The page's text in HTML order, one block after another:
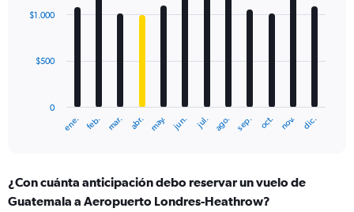
with
12
The
Range:
12
ene. feb. mar. abr. may. jun. jul. ago. sep. oct. nov. dic.
0
$500
$1.000
¿Con cuánta anticipación debo reservar un vuelo de
Guatemala a Aeropuerto Londres-Heathrow?